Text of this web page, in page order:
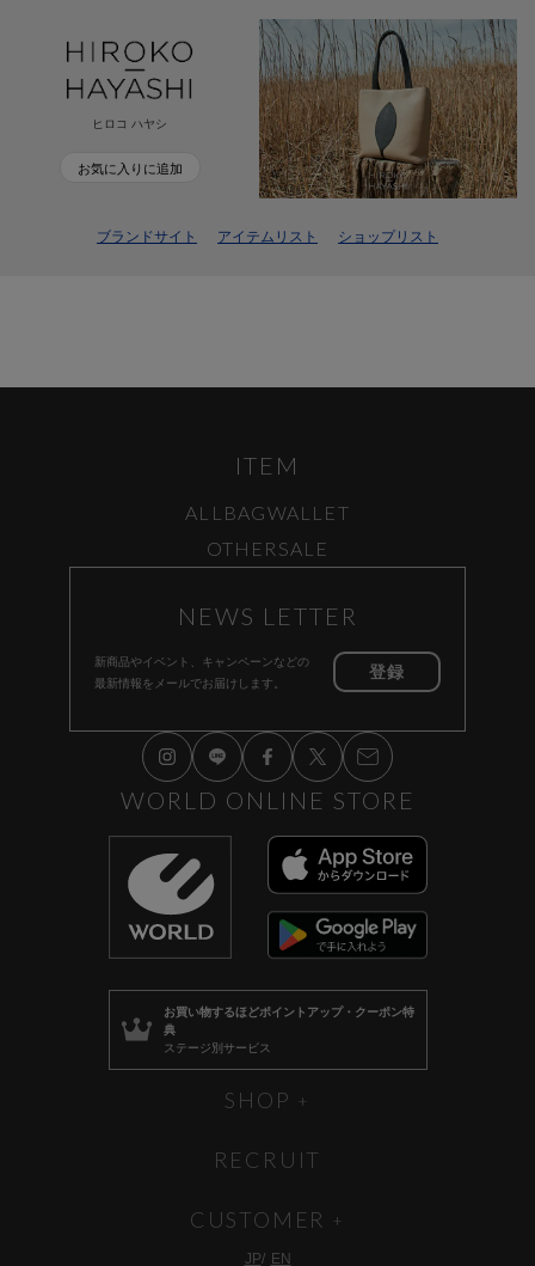
ヒロコ ハヤシ
お気に入りに追加
ブランドサイト アイテムリスト ショップリスト
ITEM
ALL BAGWALLET
OTHER SALE
NEWS LETTER
新商品やイベント、キャンペーンなどの
最新情報をメールでお届けします。
登録
WORLD ONLINE STORE
お買い物するほどポイントアップ・クーポン特
典
ステージ別サービス
SHOP
RECRUIT
CUSTOMER
JP EN